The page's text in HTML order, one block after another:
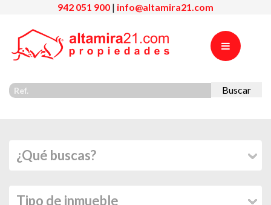
942 051 900 | info@altamira21.com
Buscar